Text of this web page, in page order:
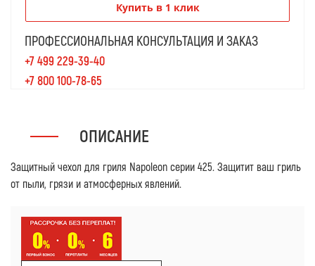
Купить в 1 клик
ПРОФЕССИОНАЛЬНАЯ КОНСУЛЬТАЦИЯ И ЗАКАЗ
+7 499 229-39-40
+7 800 100-78-65
ОПИСАНИЕ
Защитный чехол для гриля Napoleon серии 425. Защитит ваш гриль
от пыли, грязи и атмосферных явлений.